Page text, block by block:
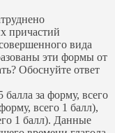
причастий
вида
эти формы от
Обоснуйте ответ
за форму, всего
всего 1 балл),
1 балл). Данные